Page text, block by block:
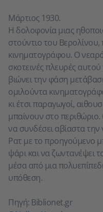
Μάρτιος 1930.
Η δολοφονία μιας
στούντιο του
κινηματογράφου. Ο
σκοτεινές πλευρές
βιώνει την φάση
ομιλούντα
κι έτσι παραγωγοί,
μπαίνουν στο
να συνδέσει αβίαστα
Ρατ με το προηγούμενο
ψάρι και να ζωντανέψει
μέσα από μια
υπόθεση.
Πηγή: Biblionet.gr